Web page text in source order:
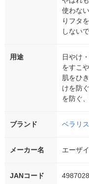
使わな
りフタ
しない
用途
日やけ
をすこ
肌をひ
けを防
を防ぐ
ブランド ベラリス
メーカー名 エーザイ
JANコード